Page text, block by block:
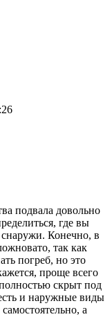
подвала довольно
где вы
снаружи. Конечно, в
так как
погреб, но это
проще всего
скрыт под
и наружные виды
а